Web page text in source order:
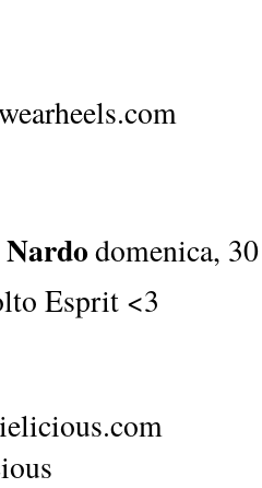
domenica,
Esprit <3